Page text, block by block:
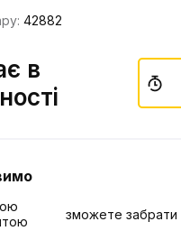
42882
в
зможете забрати